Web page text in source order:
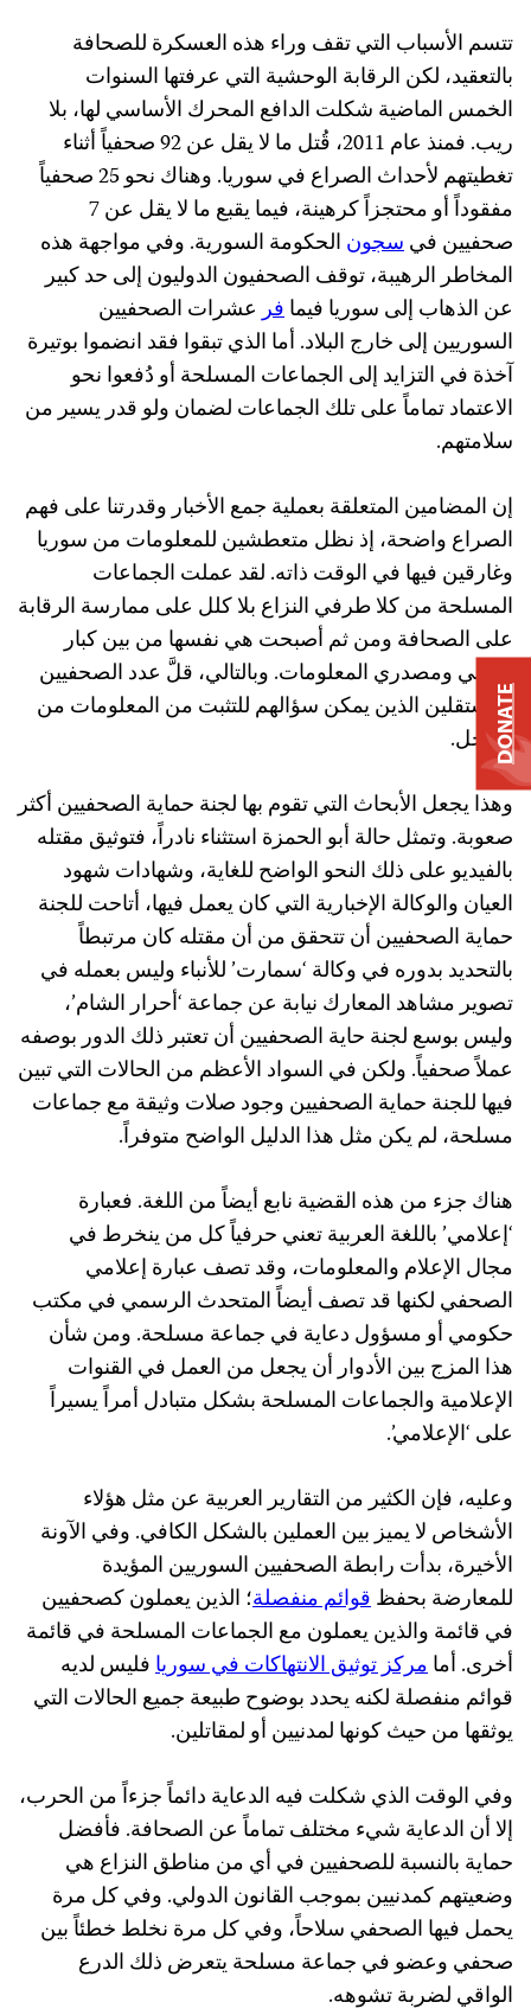
تتسم الأسباب التي تقف وراء هذه العسكرة للصحافة
بالتعقيد، لكن الرقابة الوحشية التي عرفتها السنوات
الخمس الماضية شكلت الدافع المحرك الأساسي لها، بلا
ريب. فمنذ عام 2011، قُتل ما لا يقل عن 92 صحفياً أثناء
تغطيتهم لأحداث الصراع في سوريا. وهناك نحو 25 صحفياً
مفقوداً أو محتجزاً كرهينة، فيما يقبع ما لا يقل عن 7
صحفيين فيسجون الحكومة السورية. وفي مواجهة هذه
المخاطر الرهيبة، توقف الصحفيون الدوليون إلى حد كبير
عن الذهاب إلى سوريا فيمافرعشرات الصحفيين
السوريين إلى خارج البلاد. أما الذي تبقوا فقد انضموا بوتيرة
آخذة في التزايد إلى الجماعات المسلحة أو دُفعوا نحو
الاعتماد تماماً على تلك الجماعات لضمان ولو قدر يسير من
سلامتهم.
إن المضامين المتعلقة بعملية جمع الأخبار وقدرتنا على فهم
الصراع واضحة، إذ نظل متعطشين للمعلومات من سوريا
وغارقين فيها في الوقت ذاته. لقد عملت الجماعات
المسلحة من كلا طرفي النزاع بلا كلل على ممارسة الرقابة
على الصحافة ومن ثم أصبحت هي نفسها من بين كبار
منتجي ومصدري المعلومات. وبالتالي، قلَّ عدد الصحفيين
المستقلين الذين يمكن سؤالهم للتثبت من المعلومات من
الداخل.
وهذا يجعل الأبحاث التي تقوم بها لجنة حماية الصحفيين أكثر
صعوبة. وتمثل حالة أبو الحمزة استثناء نادراً، فتوثيق مقتله
بالفيديو على ذلك النحو الواضح للغاية، وشهادات شهود
العيان والوكالة الإخبارية التي كان يعمل فيها، أتاحت للجنة
حماية الصحفيين أن تتحقق من أن مقتله كان مرتبطاً
بالتحديد بدوره في وكالة ‘سمارت’ للأنباء وليس بعمله في
تصوير مشاهد المعارك نيابة عن جماعة ‘أحرار الشام’،
وليس بوسع لجنة حاية الصحفيين أن تعتبر ذلك الدور بوصفه
عملاً صحفياً. ولكن في السواد الأعظم من الحالات التي تبين
فيها للجنة حماية الصحفيين وجود صلات وثيقة مع جماعات
مسلحة، لم يكن مثل هذا الدليل الواضح متوفراً.
هناك جزء من هذه القضية نابع أيضاً من اللغة. فعبارة
‘إعلامي’ باللغة العربية تعني حرفياً كل من ينخرط في
مجال الإعلام والمعلومات، وقد تصف عبارة إعلامي
الصحفي لكنها قد تصف أيضاً المتحدث الرسمي في مكتب
حكومي أو مسؤول دعاية في جماعة مسلحة. ومن شأن
هذا المزج بين الأدوار أن يجعل من العمل في القنوات
الإعلامية والجماعات المسلحة بشكل متبادل أمراً يسيراً
على ‘الإعلامي’.
وعليه، فإن الكثير من التقارير العربية عن مثل هؤلاء
الأشخاص لا يميز بين العملين بالشكل الكافي. وفي الآونة
الأخيرة، بدأت رابطة الصحفيين السوريين المؤيدة
للمعارضة بحفظقوائم منفصلة؛ الذين يعملون كصحفيين
في قائمة والذين يعملون مع الجماعات المسلحة في قائمة
أخرى. أمامركز توثيق الانتهاكات في سوريافليس لديه
قوائم منفصلة لكنه يحدد بوضوح طبيعة جميع الحالات التي
يوثقها من حيث كونها لمدنيين أو لمقاتلين.
وفي الوقت الذي شكلت فيه الدعاية دائماً جزءاً من الحرب،
إلا أن الدعاية شيء مختلف تماماً عن الصحافة. فأفضل
حماية بالنسبة للصحفيين في أي من مناطق النزاع هي
وضعيتهم كمدنيين بموجب القانون الدولي. وفي كل مرة
يحمل فيها الصحفي سلاحاً، وفي كل مرة نخلط خطئاً بين
صحفي وعضو في جماعة مسلحة يتعرض ذلك الدرع
الواقي لضربة تشوهه.
DONATE